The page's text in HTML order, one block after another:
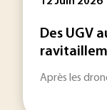
Des UGV
Après les